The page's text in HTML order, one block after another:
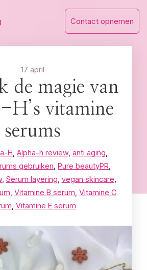
Contact opnemen
17 april
de magie van
H’s vitamine
serums
H Alpha-h review, anti aging
gebruiken Pure beautyPR
, Serum layering vegan skincare
Vitamine B serum Vitamine C
Vitamine E serum